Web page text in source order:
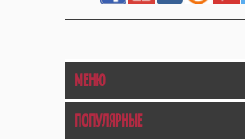
МЕНЮ
ПОПУЛЯРНЫЕ